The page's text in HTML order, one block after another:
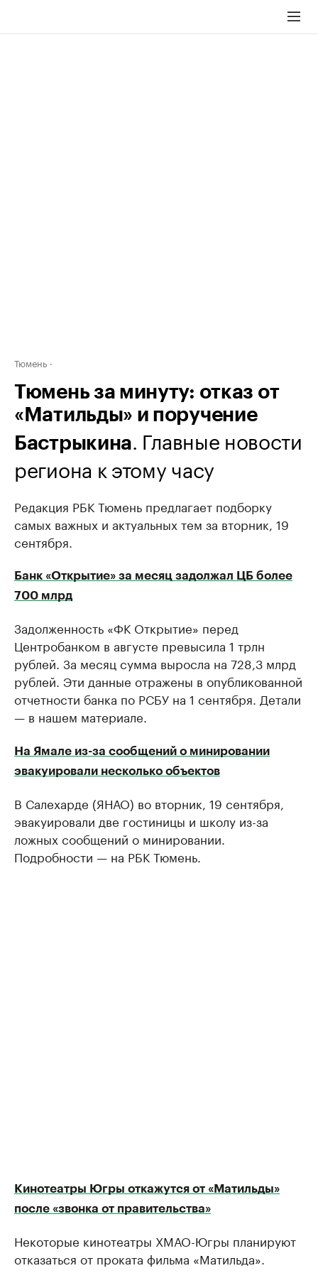
Тюмень
Тюмень за минуту: отказ от
«Матильды» и поручение
Бастрыкина. Главные новости
региона к этому часу
Редакция РБК Тюмень предлагает подборку
самых важных и актуальных тем за вторник, 19
сентября.
Банк «Открытие» за месяц задолжал ЦБ более
700 млрд
Задолженность «ФК Открытие» перед
Центробанком в августе превысила 1 трлн
рублей. За месяц сумма выросла на 728,3 млрд
рублей. Эти данные отражены в опубликованной
отчетности банка по РСБУ на 1 сентября. Детали
— в нашем материале.
На Ямале из-за сообщений о минировании
эвакуировали несколько объектов
В Салехарде (ЯНАО) во вторник, 19 сентября,
эвакуировали две гостиницы и школу из-за
ложных сообщений о минировании.
Подробности — на РБК Тюмень.
Кинотеатры Югры откажутся от «Матильды»
после «звонка от правительства»
Некоторые кинотеатры ХМАО-Югры планируют
отказаться от проката фильма «Матильда».